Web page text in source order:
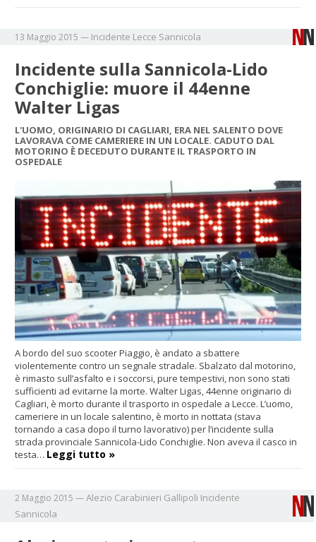
13 Maggio 2015 — Incidente Lecce Sannicola
Incidente sulla Sannicola-Lido
Conchiglie: muore il 44enne
Walter Ligas
L'UOMO, ORIGINARIO DI CAGLIARI, ERA NEL SALENTO DOVE
LAVORAVA COME CAMERIERE IN UN LOCALE. CADUTO DAL
MOTORINO È DECEDUTO DURANTE IL TRASPORTO IN
OSPEDALE
A bordo del suo scooter Piaggio, è andato a sbattere
violentemente contro un segnale stradale. Sbalzato dal motorino,
è rimasto sull’asfalto e i soccorsi, pure tempestivi, non sono stati
sufficienti ad evitarne la morte. Walter Ligas, 44enne originario di
Cagliari, è morto durante il trasporto in ospedale a Lecce. L’uomo,
cameriere in un locale salentino, è morto in nottata (stava
tornando a casa dopo il turno lavorativo) per l’incidente sulla
strada provinciale Sannicola-Lido Conchiglie. Non aveva il casco in
testa… Leggi tutto »
2 Maggio 2015 —Alezio Carabinieri Gallipoli Incidente
Sannicola